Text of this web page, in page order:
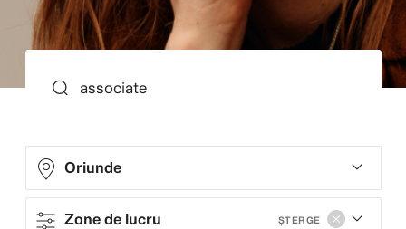
Oriunde
Zone de lucru ȘTERGE